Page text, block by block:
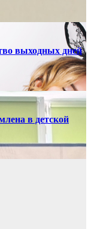
выходных дней
в детской